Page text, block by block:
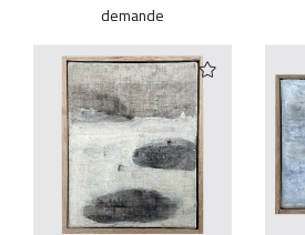
demande